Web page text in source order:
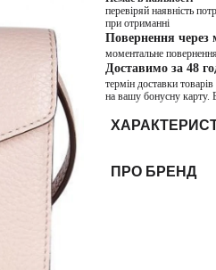
перевіряй наявність
при отриманні
Повернення через
моментальне
Доставимо за 48
термін доставки
на вашу бонусну карту.
ПРО БРЕНД